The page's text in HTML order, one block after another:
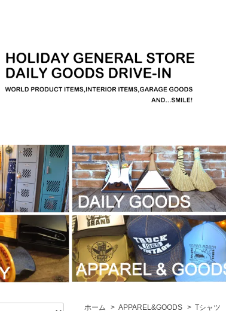
ホーム > APPAREL&GOODS > Tシャツ